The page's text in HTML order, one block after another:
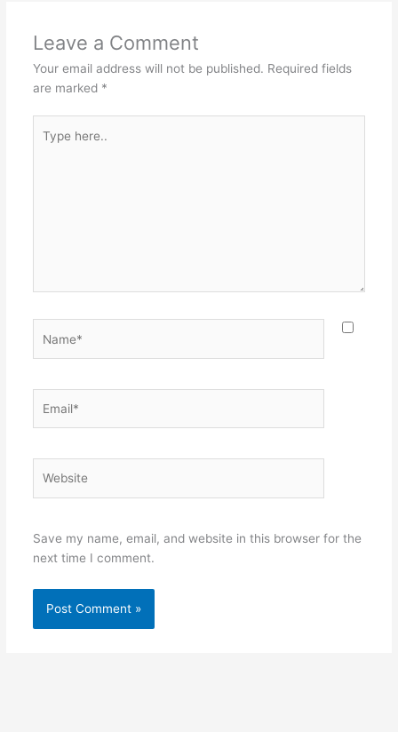
Leave a Comment
Your email address will not be published. Required fields
are marked *
here..
Save my name, email, and website in this browser for the
next time I comment.